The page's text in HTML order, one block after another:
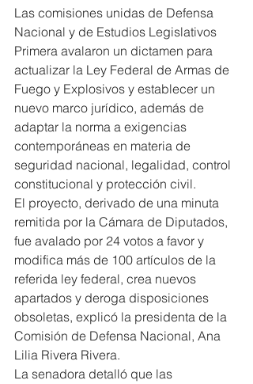
Las comisiones unidas de Defensa
Nacional y de Estudios Legislativos
Primera avalaron un dictamen para
actualizar la Ley Federal de Armas de
Fuego y Explosivos y establecer un
nuevo marco jurídico, además de
adaptar la norma a exigencias
contemporáneas en materia de
seguridad nacional, legalidad, control
constitucional y protección civil.
El proyecto, derivado de una minuta
remitida por la Cámara de Diputados,
fue avalado por 24 votos a favor y
modifica más de 100 artículos de la
referida ley federal, crea nuevos
apartados y deroga disposiciones
obsoletas, explicó la presidenta de la
Comisión de Defensa Nacional, Ana
Lilia Rivera Rivera.
La senadora detalló que las